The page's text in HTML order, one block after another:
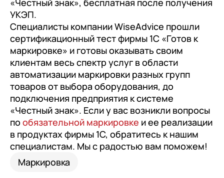
«Честный знак», бесплатная после получения
УКЭП.
Специалисты компании WiseAdvice прошли
сертификационный тест фирмы 1С «Готов к
маркировке» и готовы оказывать своим
клиентам весь спектр услуг в области
автоматизации маркировки разных групп
товаров от выбора оборудования, до
подключения предприятия к системе
«Честный знак». Если у вас возникли вопросы
по обязательной маркировке и ее реализации
в продуктах фирмы 1С, обратитесь к нашим
специалистам. Мы с радостью вам поможем!
Маркировка
1С:Управление холдингом
WA:Финансист
Отраслевые решения
Легкая логистика
Бизнес-аналитика (BI)
1С:Аналитика
Управление взаимоотношениями
с клиентами (CRM)